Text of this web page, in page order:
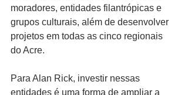
moradores, entidades filantrópicas e
grupos culturais, além de desenvolver
projetos em todas as cinco regionais
do Acre.
Para Alan Rick, investir nessas
entidades é uma forma de ampliar a